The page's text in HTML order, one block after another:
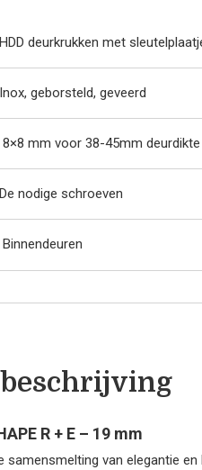
HDD deurkrukken met
Inox, geborsteld, geveerd
8×8 mm voor 38-45mm deurdikte
De nodige schroeven
Binnendeuren
R + E – 19 mm
samensmelting van elegantie